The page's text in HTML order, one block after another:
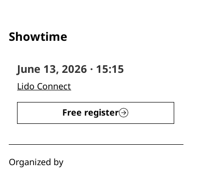
Showtime
June 13, 2026 · 15:15
Lido Connect
Free register
Organized by